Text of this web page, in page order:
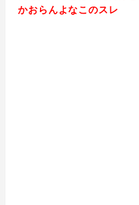
かおらんよなこのスレ